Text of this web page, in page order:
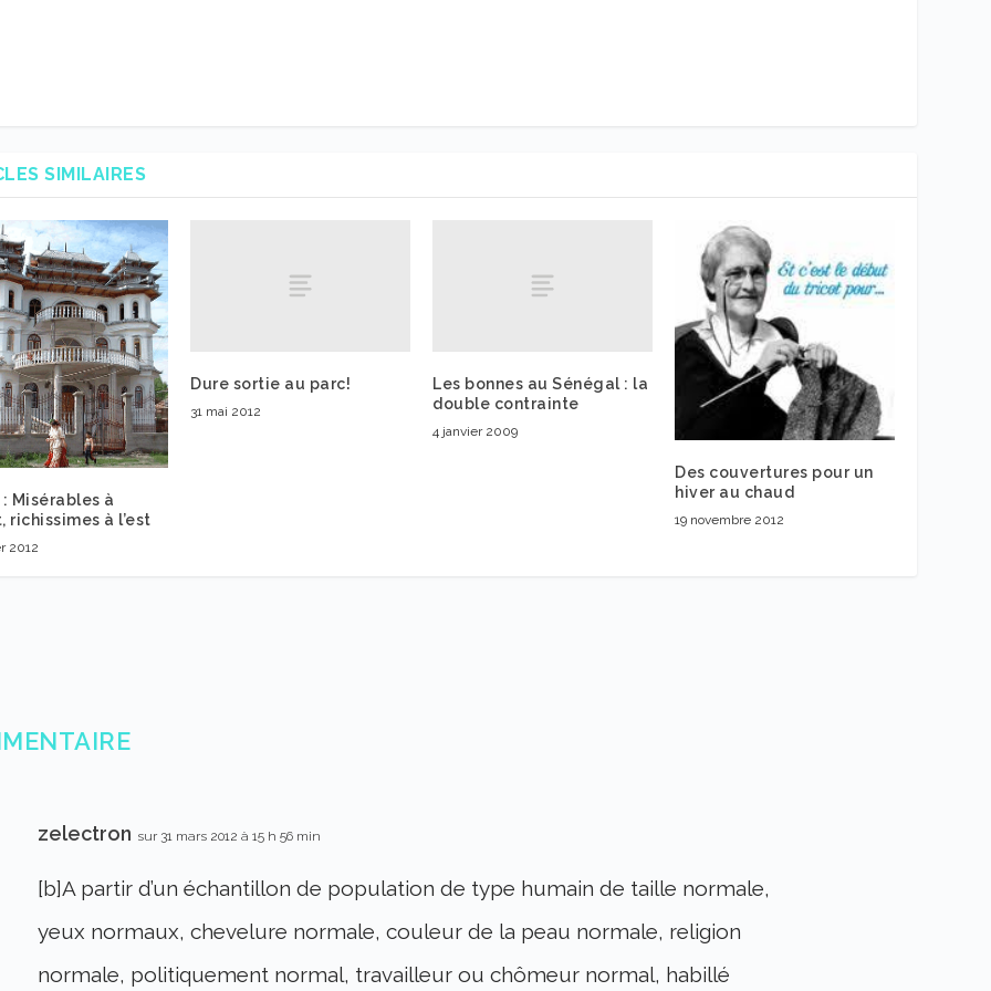
SIMILAIRES
: Misérables à
richissimes à l’est
2012
Dure sortie au parc!
31 mai 2012
Les bonnes au Sénégal : la
double contrainte
4 janvier 2009
Des couvertures pour un
hiver au chaud
19 novembre 2012
zelectron sur 31 mars 2012 à 15 h 56 min
[b]A partir d’un échantillon de population de type humain de taille normale,
yeux normaux, chevelure normale, couleur de la peau normale, religion
normale, politiquement normal, travailleur ou chômeur normal, habillé